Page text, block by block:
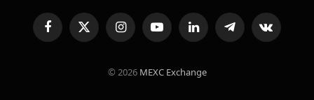
FacebookX
(Twitter)
InstagramYouTubeLinkedInTelegramVKontakte
© 2026 MEXC Exchange